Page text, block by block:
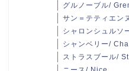
グルノーブル/
サン＝テティエ
シャロンシュル
シャンベリー/
ストラスブール/